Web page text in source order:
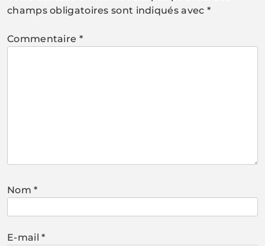
champs obligatoires sont indiqués avec *
Commentaire *
Nom*
E-mail*